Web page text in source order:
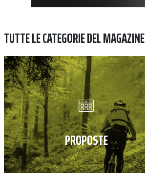
TUTTE LE CATEGORIE DEL MAGAZINE
PROPOSTE